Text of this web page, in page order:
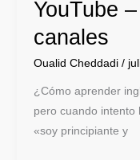
YouTube
canales
Oualid Cheddadi /
¿Cómo aprender
pero cuando intento
«soy principiante y